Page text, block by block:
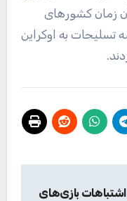
زمان کشورهای
تسلیحات به اوکراین
اشتباهات بازی‌های